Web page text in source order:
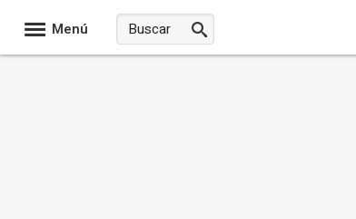
Menú